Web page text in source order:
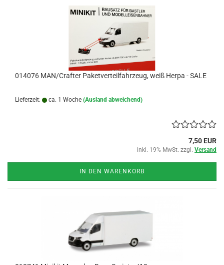
014076 MAN/Crafter Paketverteilfahrzeug, weiß Herpa - SALE
Lieferzeit: ca. 1 Woche (Ausland abweichend)
7,50 EUR
inkl. 19% MwSt. zzgl. Versand
IN DEN WARENKORB